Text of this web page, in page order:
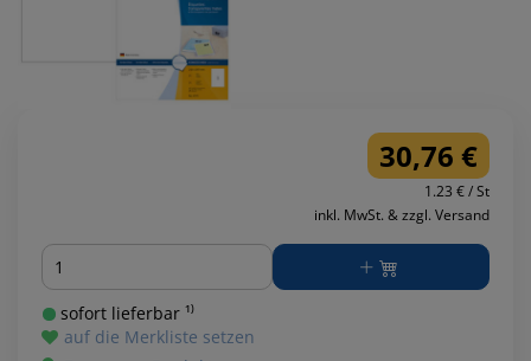
30,76 €
1.23 € / St
inkl. MwSt. & zzgl. Versand
Menge
sofort lieferbar ¹⁾
auf die Merkliste setzen